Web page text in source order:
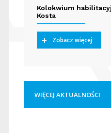
Kolokwium
Kosta
Zobacz więcej
WIĘCEJ AKTUALNOŚCI